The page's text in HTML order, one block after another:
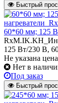
Быстрый
60*60 мм; 125
125 Вт/230 В,
Не указана цена
Нет в
Под заказ
Быстрый